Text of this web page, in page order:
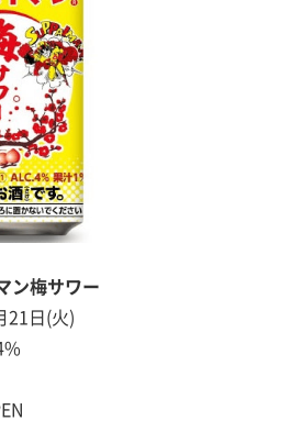
ン梅サワー
年7月21日(火)